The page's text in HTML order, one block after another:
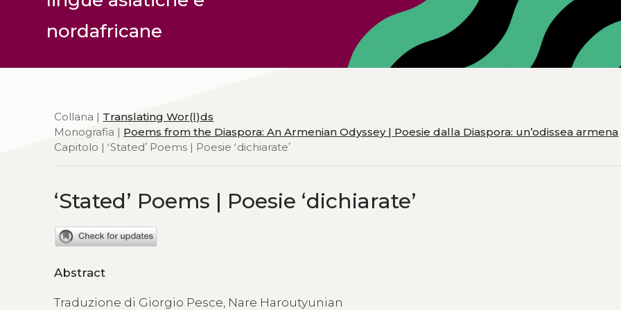
nordafricane
Collana | Translating Wor(l)ds
Monografia | Poems from the Diaspora: An Armenian Odyssey | Poesie dalla Diaspora: un’odissea armena
Capitolo | ʻStatedʼ Poems | Poesie ʻdichiarateʼ
ʻStatedʼ Poems | Poesie ʻdichiarateʼ
Abstract
Traduzione di Giorgio Pesce, Nare Haroutyunian